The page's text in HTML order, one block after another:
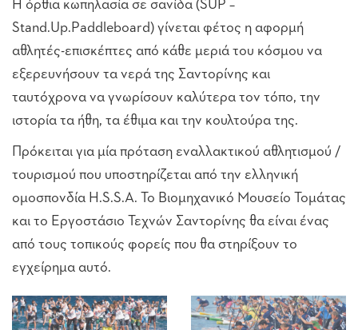
Η όρθια κωπηλασία σε σανίδα (SUP –
Stand.Up.Paddleboard) γίνεται φέτος η αφορμή
αθλητές-επισκέπτες από κάθε μεριά του κόσμου να
εξερευνήσουν τα νερά της Σαντορίνης και
ταυτόχρονα να γνωρίσουν καλύτερα τον τόπο, την
ιστορία τα ήθη, τα έθιμα και την κουλτούρα της.
Πρόκειται για μία πρόταση εναλλακτικού αθλητισμού /
τουρισμού που υποστηρίζεται από την ελληνική
ομοσπονδία H.S.S.A. Το Βιομηχανικό Μουσείο Τομάτας
και το Εργοστάσιο Τεχνών Σαντορίνης θα είναι ένας
από τους τοπικούς φορείς που θα στηρίξουν το
εγχείρημα αυτό.